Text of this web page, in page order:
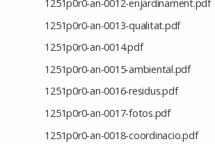
1251p0r0-an-0012-enjardinament.pdf
1251p0r0-an-0013-qualitat.pdf
1251p0r0-an-0014.pdf
1251p0r0-an-0015-ambiental.pdf
1251p0r0-an-0016-residus.pdf
1251p0r0-an-0017-fotos.pdf
1251p0r0-an-0018-coordinacio.pdf